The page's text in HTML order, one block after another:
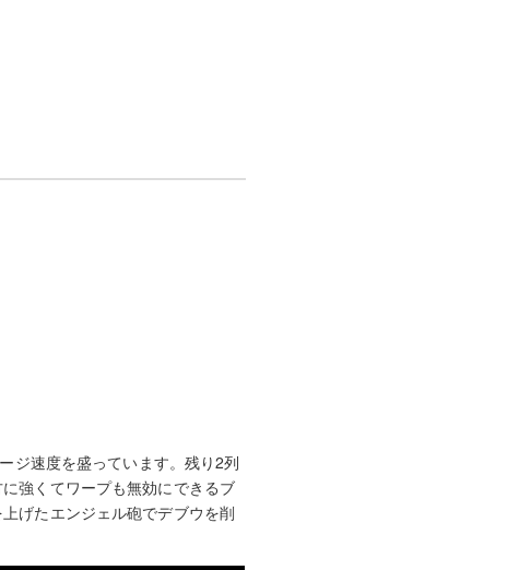
ジ速度を盛っています。残り2列
強くてワープも無効にできるブ
げたエンジェル砲でデブウを削